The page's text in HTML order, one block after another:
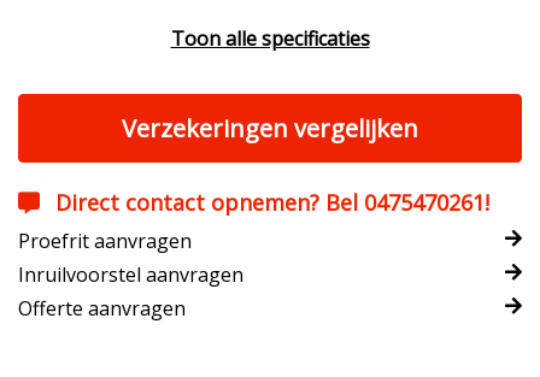
Toon alle specificaties
Verzekeringen vergelijken
Direct contact opnemen? Bel 0475470261!
Proefrit aanvragen
Inruilvoorstel aanvragen
Offerte aanvragen